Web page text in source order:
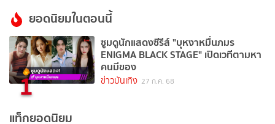
ยอดนิยมในตอนนี้
1
ซูมดูนักแสดงซีรีส์ "บุหงาหมื่นภมร
ENIGMA BLACK STAGE" เปิดเวทีตามหา
คนมีของ
ข่าวบันเทิง 27 ก.ค. 68
แท็กยอดนิยม